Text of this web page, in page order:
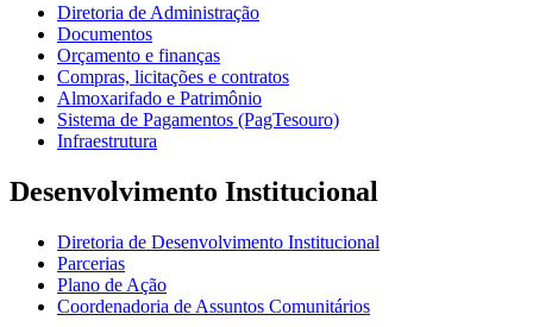
Diretoria de Administração
Documentos
Orçamento e finanças
Compras, licitações e contratos
Almoxarifado e Patrimônio
Sistema de Pagamentos (PagTesouro)
Infraestrutura
Desenvolvimento Institucional
Diretoria de Desenvolvimento Institucional
Parcerias
Plano de Ação
Coordenadoria de Assuntos Comunitários